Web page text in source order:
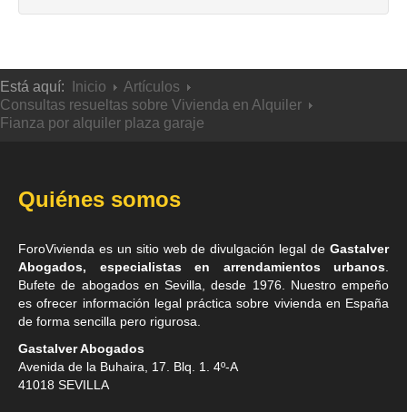
Está aquí: Inicio
Artículos
Consultas resueltas sobre Vivienda en Alquiler
Fianza por alquiler plaza garaje
Quiénes somos
ForoVivienda es un sitio web de divulgación legal de Gastalver
Abogados, especialistas en arrendamientos urbanos
Bufete de abogados en Sevilla , desde 1976. Nuestro empeño
es ofrecer información legal práctica sobre vivienda en España
de forma sencilla pero rigurosa.
Gastalver Abogados
Avenida de la Buhaira, 17. Blq. 1. 4º-A
41018 SEVILLA